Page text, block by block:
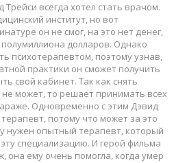
всегда хотел стать врачом.
институт, но вот
он не смог, на это нет денег,
долларов. Однако
психотерапевтом, поэтому узнав,
практики он сможет получить
свой кабинет. Так как снять
может, то решает принимать всех
Одновременно с этим Дэвид
потому что может за это
нужен опытный терапевт, который
специализацию. И герой фильма
она ему очень помогла, когда умер